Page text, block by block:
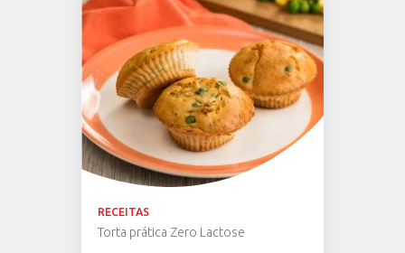
RECEITAS
Torta prática Zero Lactose